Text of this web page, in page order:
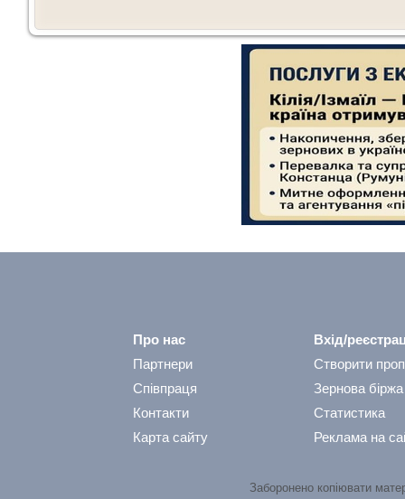
Про нас
Партнери
Співпраця
Контакти
Карта сайту
Вхід/
Створити
Зернова біржа
Статистика
Реклама на
Заборонено копіювати